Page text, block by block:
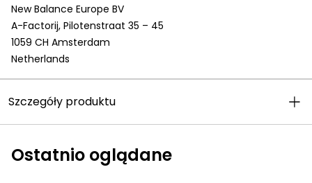
New Balance Europe BV
A-Factorij, Pilotenstraat 35 – 45
1059 CH Amsterdam
Netherlands
Szczegóły produktu
Ostatnio oglądane